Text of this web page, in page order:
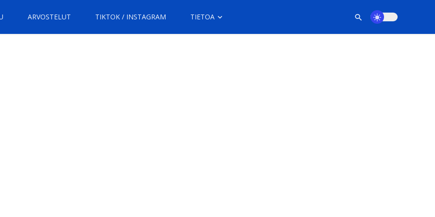
ARVOSTELUT TIKTOK / INSTAGRAM TIETOA